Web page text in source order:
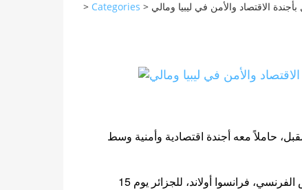
> Categories > الاقتصاد والأمن في ليبيا ومالي
حاملاً معه أجندة اقتصادية وأمنية وسط
وكشفت صحف فرنسية، اليوم السبت، عن زيارة مرتقبة للرئيس الفرنسي، فرانسوا أولاند، للجزائر يوم 15